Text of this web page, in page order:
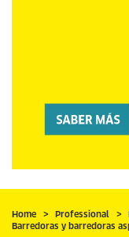
Home Professional
Barredoras y barredoras